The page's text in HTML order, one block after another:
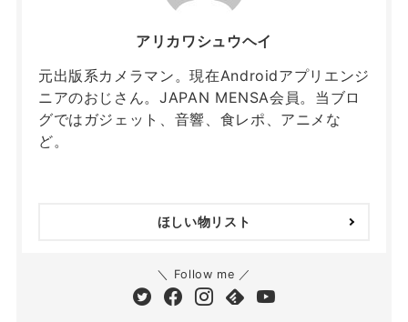
アリカワシュウヘイ
元出版系カメラマン。現在Androidアプリエンジ
ニアのおじさん。JAPAN MENSA会員。当ブロ
グではガジェット、音響、食レポ、アニメな
ど。
ほしい物リスト
＼ Follow me ／